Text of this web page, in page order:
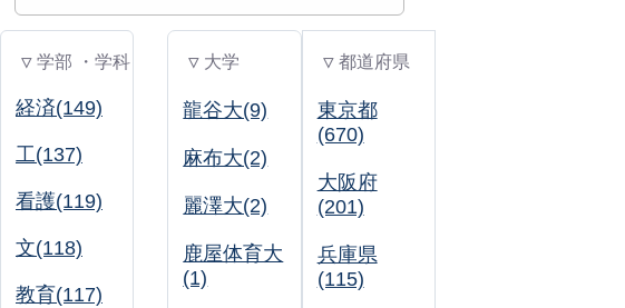
▽ 学部 ・学科
経済(149)
工(137)
看護(119)
文(118)
教育(117)
▽ 大学
龍谷大(9)
麻布大(2)
麗澤大(2)
鹿屋体育大
(1)
▽ 都道府県
東京都
(670)
大阪府
(201)
兵庫県
(115)